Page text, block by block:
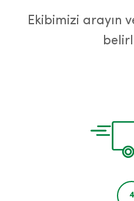
Ekibimizi arayın
4